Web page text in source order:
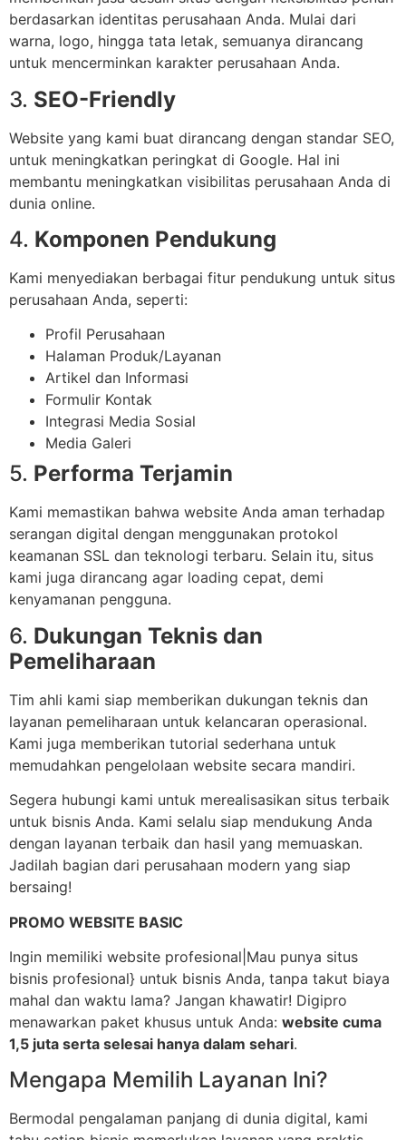
berdasarkan identitas perusahaan Anda. Mulai dari
warna, logo, hingga tata letak, semuanya dirancang
untuk mencerminkan karakter perusahaan Anda.
3. SEO-Friendly
Website yang kami buat dirancang dengan standar SEO,
untuk meningkatkan peringkat di Google. Hal ini
membantu meningkatkan visibilitas perusahaan Anda di
dunia online.
4. Komponen Pendukung
Kami menyediakan berbagai fitur pendukung untuk situs
perusahaan Anda, seperti:
Profil Perusahaan
Halaman Produk/Layanan
Artikel dan Informasi
Formulir Kontak
Integrasi Media Sosial
Media Galeri
5. Performa Terjamin
Kami memastikan bahwa website Anda aman terhadap
serangan digital dengan menggunakan protokol
keamanan SSL dan teknologi terbaru. Selain itu, situs
kami juga dirancang agar loading cepat, demi
kenyamanan pengguna.
6. Dukungan Teknis dan
Pemeliharaan
Tim ahli kami siap memberikan dukungan teknis dan
layanan pemeliharaan untuk kelancaran operasional.
Kami juga memberikan tutorial sederhana untuk
memudahkan pengelolaan website secara mandiri.
Segera hubungi kami untuk merealisasikan situs terbaik
untuk bisnis Anda. Kami selalu siap mendukung Anda
dengan layanan terbaik dan hasil yang memuaskan.
Jadilah bagian dari perusahaan modern yang siap
bersaing!
PROMO WEBSITE BASIC
Ingin memiliki website profesional|Mau punya situs
bisnis profesional} untuk bisnis Anda, tanpa takut biaya
mahal dan waktu lama? Jangan khawatir! Digipro
menawarkan paket khusus untuk Anda: website cuma
1,5 juta serta selesai hanya dalam sehari.
Mengapa Memilih Layanan Ini?
Bermodal pengalaman panjang di dunia digital, kami